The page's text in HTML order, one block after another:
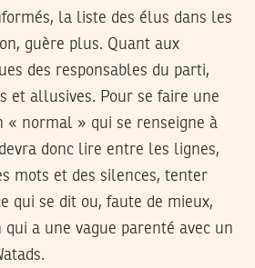
la liste des élus dans les
guère plus. Quant aux
des responsables du parti,
et allusives. Pour se faire une
« normal » qui se renseigne à
donc lire entre les lignes,
mots et des silences, tenter
qui se dit ou, faute de mieux,
a une vague parenté avec un